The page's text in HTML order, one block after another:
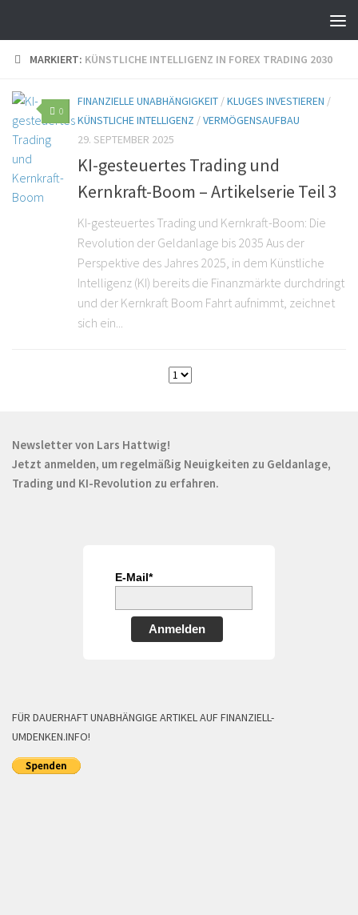
MARKIERT: KÜNSTLICHE INTELLIGENZ IN FOREX TRADING 2030
0
FINANZIELLE UNABHÄNGIGKEIT /KLUGES INVESTIEREN /
KÜNSTLICHE INTELLIGENZ /VERMÖGENSAUFBAU
29. SEPTEMBER 2025
KI-gesteuertes Trading und
Kernkraft-Boom – Artikelserie Teil 3
KI-gesteuertes Trading und Kernkraft-Boom: Die
Revolution der Geldanlage bis 2035 Aus der
Perspektive des Jahres 2025, in dem Künstliche
Intelligenz (KI) bereits die Finanzmärkte durchdringt
und der Kernkraft Boom Fahrt aufnimmt, zeichnet
sich ein...
Newsletter von Lars Hattwig!
Jetzt anmelden, um regelmäßig Neuigkeiten zu Geldanlage,
Trading und KI-Revolution zu erfahren.
E-Mail*
Anmelden
FÜR DAUERHAFT UNABHÄNGIGE ARTIKEL AUF FINANZIELL-
UMDENKEN.INFO!